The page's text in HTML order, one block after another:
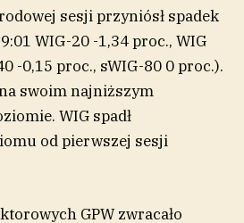
sesji przyniósł spadek
WIG-20 -1,34 proc., WIG
-0,15 proc., sWIG-80 0 proc.).
swoim najniższym
WIG spadł
od pierwszej sesji
GPW zwracało